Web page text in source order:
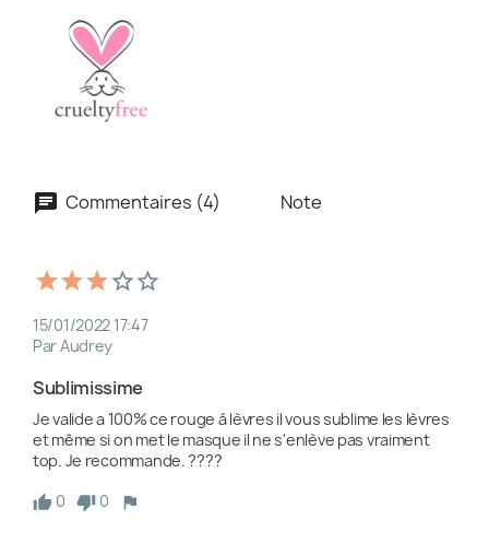
Commentaires (4) Note
15/01/2022 17:47
Par Audrey
Sublimissime
Je valide a 100% ce rouge á lèvres il vous sublime les lèvres
et même si on met le masque il ne s'enlève pas vraiment
top. Je recommande. ????
0
0